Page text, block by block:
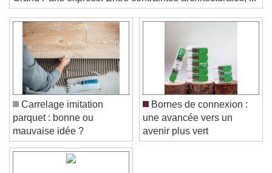
Color Opacity
Text Background
Color Opacity
Caption Area Background
Color
Font Size
Text Edge Style
Grand Paris express. Entre contraintes architecturales, ...
Carrelage imitation
parquet : bonne ou
mauvaise idée ?
Bornes de connexion :
une avancée vers un
avenir plus vert